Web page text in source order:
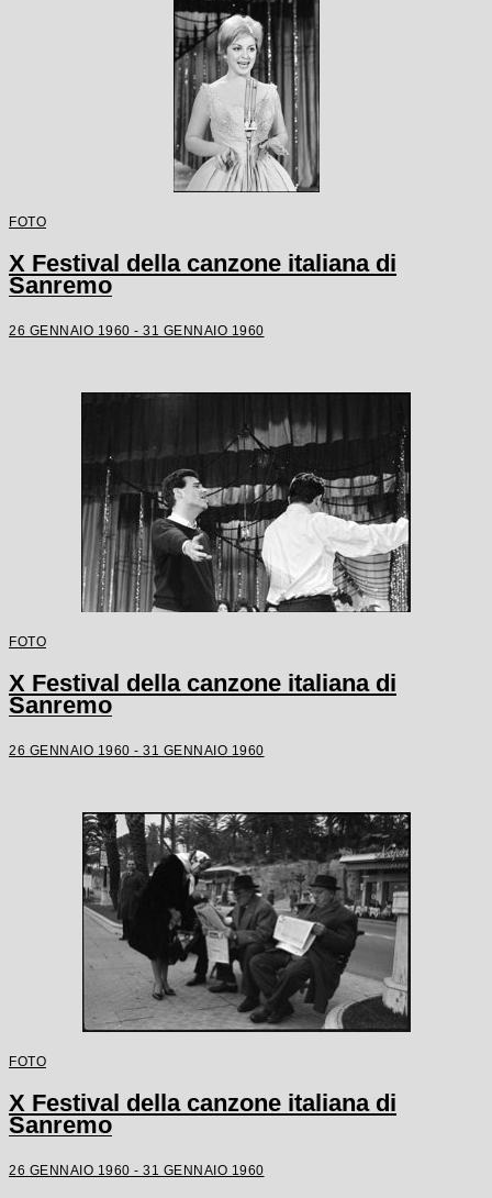
FOTO
X Festival della canzone italiana di
Sanremo
26 GENNAIO 1960 - 31 GENNAIO 1960
FOTO
X Festival della canzone italiana di
Sanremo
26 GENNAIO 1960 - 31 GENNAIO 1960
FOTO
X Festival della canzone italiana di
Sanremo
26 GENNAIO 1960 - 31 GENNAIO 1960